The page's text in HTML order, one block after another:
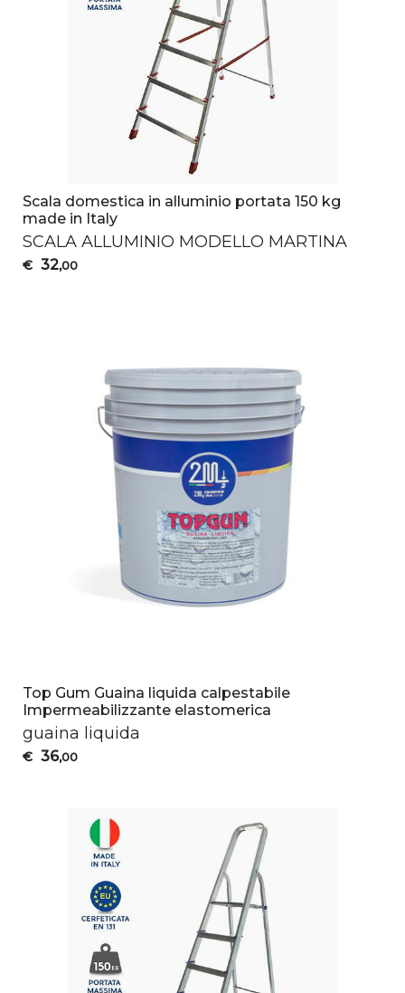
Scala domestica in alluminio portata 150 kg
made in Italy
SCALA ALLUMINIO MODELLO MARTINA
€ 32,00
Top Gum Guaina liquida calpestabile
Impermeabilizzante elastomerica
guaina liquida
€ 36,00